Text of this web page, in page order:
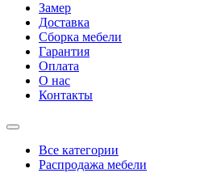
Замер
Доставка
Сборка мебели
Гарантия
Оплата
О нас
Контакты
Все категории
Распродажа мебели